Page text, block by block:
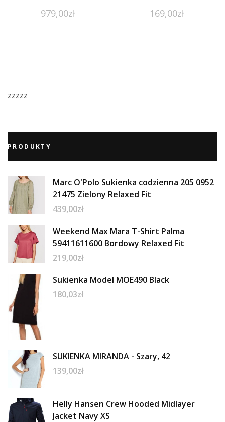
979,00zł 169,00zł
zzzzz
PRODUKTY
Marc O'Polo Sukienka codzienna 205 0952
21475 Zielony Relaxed Fit
439,00zł
Weekend Max Mara T-Shirt Palma
59411611600 Bordowy Relaxed Fit
219,00zł
Sukienka Model MOE490 Black
180,03zł
SUKIENKA MIRANDA - Szary, 42
139,00zł
Helly Hansen Crew Hooded Midlayer
Jacket Navy XS